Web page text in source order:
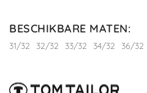
BESCHIKBARE MATEN:
31/32 32/32 33/32 34/32 36/32